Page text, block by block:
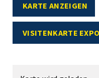
KARTE ANZEIGEN
VISITENKARTE